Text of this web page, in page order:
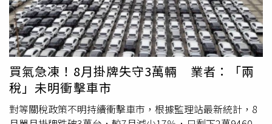
買氣急凍！8月掛牌失守3萬輛 業者：「兩
稅」未明衝擊車市
對等關稅政策不明持續衝擊車市，根據監理站最新統計，8